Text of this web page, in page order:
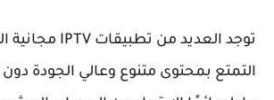
توجد العديد من تطبيقات IPTV مجانية
التمتع بمحتوى متنوع وعالي الجودة دون